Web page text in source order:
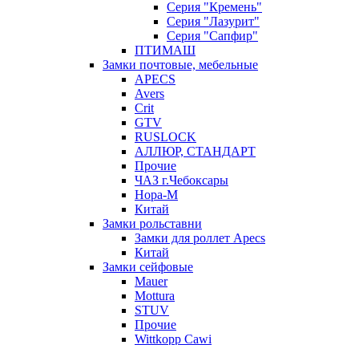
Серия "Кремень"
Серия "Лазурит"
Серия "Сапфир"
ПТИМАШ
Замки почтовые, мебельные
APECS
Avers
Crit
GTV
RUSLOCK
АЛЛЮР, СТАНДАРТ
Прочие
ЧАЗ г.Чебоксары
Нора-М
Китай
Замки рольставни
Замки для роллет Apecs
Китай
Замки сейфовые
Mauer
Mottura
STUV
Прочие
Wittkopp Cawi